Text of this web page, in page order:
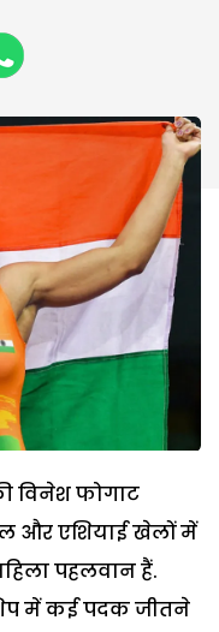
विनेश फोगाट
और एशियाई खेलों में
पहलवान हैं.
में कई पदक जीतने